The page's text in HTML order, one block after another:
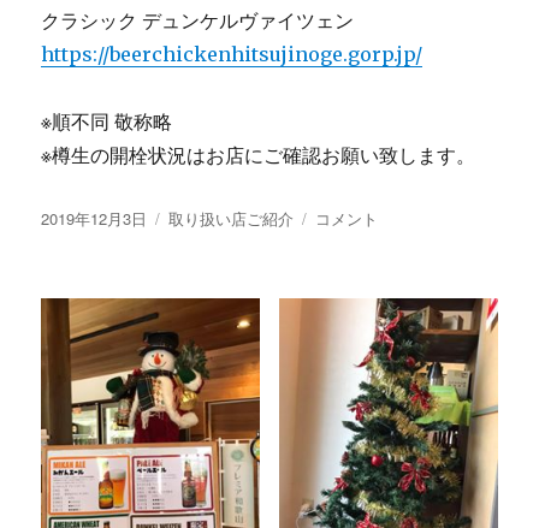
クラシック デュンケルヴァイツェン
https://beerchickenhitsujinoge.gorp.jp/
※順不同 敬称略
※樽生の開栓状況はお店にご確認お願い致します。
投
2019年12月3日
カ
リ
ー
取り扱い店ご紹介
〜
出
せ〜
コメント